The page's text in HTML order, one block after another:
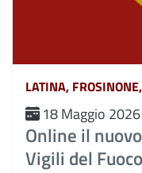
18 Maggio 2026
Online il
Vigili del Fuoco